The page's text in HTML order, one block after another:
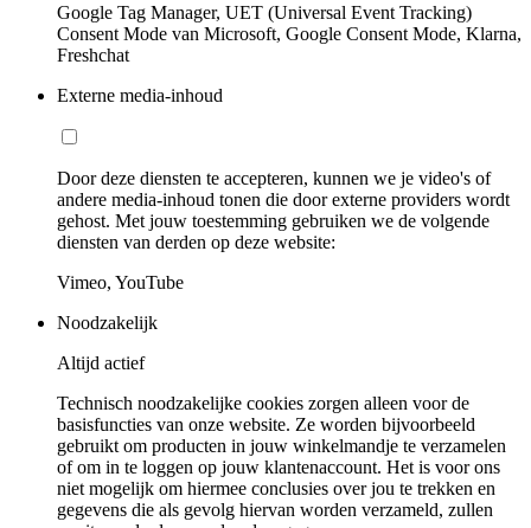
Google Tag Manager, UET (Universal Event Tracking)
Consent Mode van Microsoft, Google Consent Mode, Klarna,
Freshchat
Externe media-inhoud
Door deze diensten te accepteren, kunnen we je video's of
andere media-inhoud tonen die door externe providers wordt
gehost. Met jouw toestemming gebruiken we de volgende
diensten van derden op deze website:
Vimeo, YouTube
Noodzakelijk
Altijd actief
Technisch noodzakelijke cookies zorgen alleen voor de
basisfuncties van onze website. Ze worden bijvoorbeeld
gebruikt om producten in jouw winkelmandje te verzamelen
of om in te loggen op jouw klantenaccount. Het is voor ons
niet mogelijk om hiermee conclusies over jou te trekken en
gegevens die als gevolg hiervan worden verzameld, zullen